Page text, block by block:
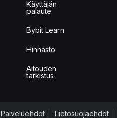
Käyttäjän
palaute
Bybit Learn
Hinnasto
Aitouden
tarkistus
Palveluehdot Tietosuojaehdot